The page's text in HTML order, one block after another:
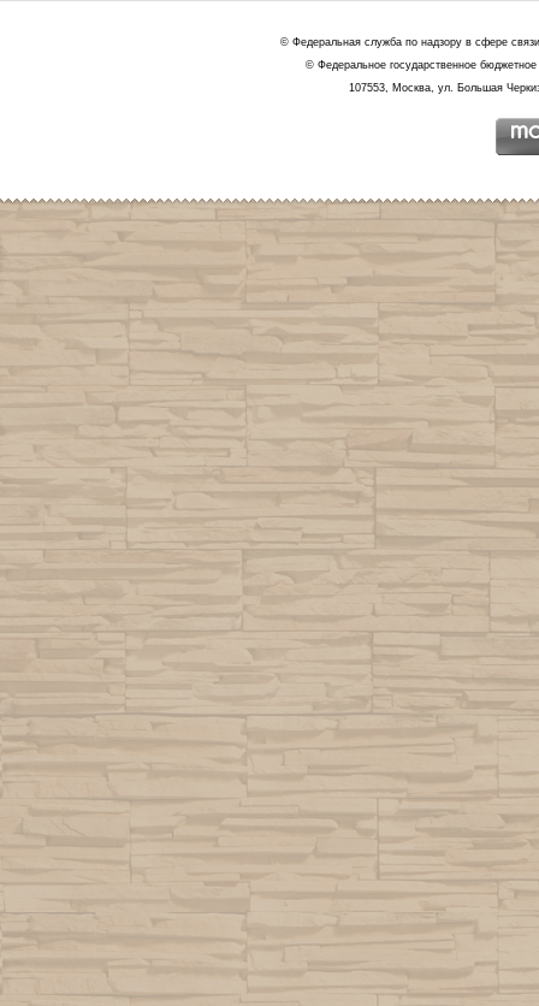
© Федеральная служба по надзору в сфере
© Федеральное государственное
107553, Москва, ул. Большая